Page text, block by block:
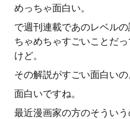
めっちゃ面白い。
で週刊連載であのレベル
ちゃめちゃすごいことだ
けど。
その解説がすごい面白いの
面白いですね。
最近漫画家の方のそうい